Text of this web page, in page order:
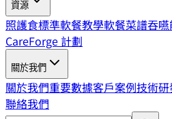
資源
照護食標準軟餐教學軟餐菜譜吞
CareForge 計劃
關於我們
關於我們重要數據客戶案例技術
聯絡我們